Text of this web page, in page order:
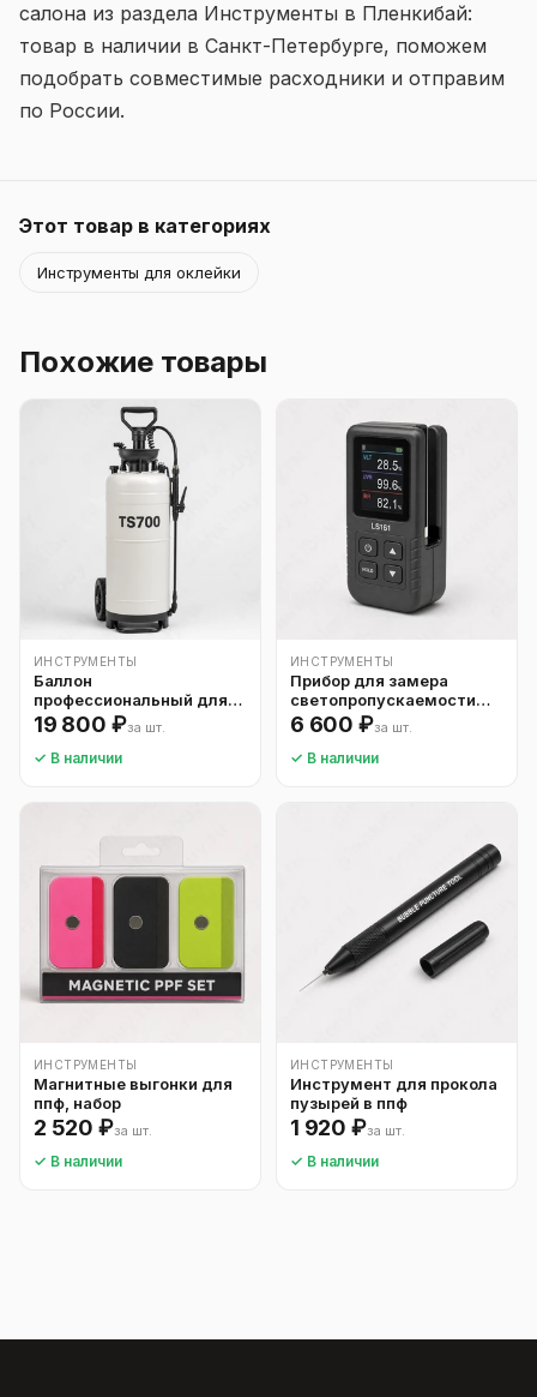
салона из раздела Инструменты в Пленкибай:
товар в наличии в Санкт-Петербурге, поможем
подобрать совместимые расходники и отправим
по России.
Этот товар в категориях
Инструменты для оклейки
Похожие товары
ИНСТРУМЕНТЫ
Баллон
профессиональный для
монтажного раствора
TS700
19 800 ₽за шт.
✓ В наличии
ИНСТРУМЕНТЫ
Прибор для замера
светопропускаемости
тонировки
6 600 ₽за шт.
✓ В наличии
ИНСТРУМЕНТЫ
Магнитные выгонки для
ппф, набор
2 520 ₽за шт.
✓ В наличии
ИНСТРУМЕНТЫ
Инструмент для прокола
пузырей в ппф
1 920 ₽за шт.
✓ В наличии